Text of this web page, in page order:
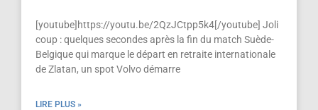
[youtube]https://youtu.be/2QzJCtpp5k4[/youtube] Joli
coup : quelques secondes après la fin du match Suède-
Belgique qui marque le départ en retraite internationale
de Zlatan, un spot Volvo démarre
LIRE PLUS »